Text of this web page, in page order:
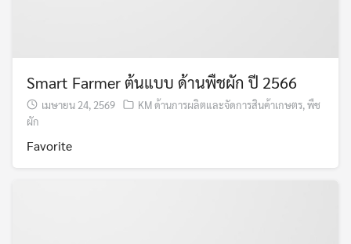
Search
Search
Smart Farmer ต้นแบบ ด้านพืชผัก ปี 2566
เมษายน 24, 2569 KM ด้านการผลิตและจัดการสินค้าเกษตร,พืช
ผัก
Favorite